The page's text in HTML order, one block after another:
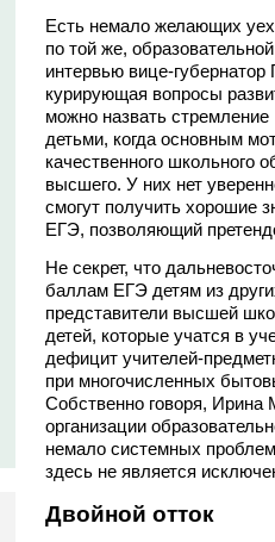
Есть немало желающих
по той же,
интервью вице-
курирующая вопросы
можно назвать
детьми, когда основным
качественного школьного
высшего. У них нет
смогут получить хорошие
ЕГЭ, позволяющий
Не секрет, что
баллам ЕГЭ детям из
представители высшей
детей, которые учатся в
дефицит учителей-
при многочисленных
Собственно говоря, Ирина
организации
немало системных
здесь не является
Двойной отток